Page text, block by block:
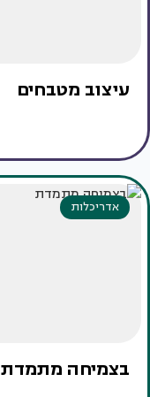
עיצוב מטבחים
אדריכלות
בצמיחה מתמדת